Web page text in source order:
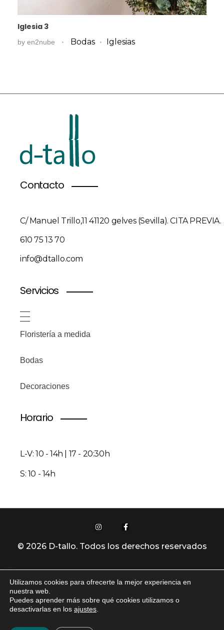
Iglesia 3
by en2nube Bodas Iglesias
Contacto
C/ Manuel Trillo,11 41120 gelves (Sevilla). CITA PREVIA.
610 75 13 70
info@dtallo.com
Servicios
Floristería a medida
Bodas
Decoraciones
Horario
L-V: 10 - 14h | 17 - 20:30h
S: 10 - 14h
© 2026 D-tallo. Todos los derechos reservados
Aviso Legal
Utilizamos cookies para ofrecerte la mejor experiencia en
nuestra web.
Puedes aprender más sobre qué cookies utilizamos o
desactivarlas en los ajustes